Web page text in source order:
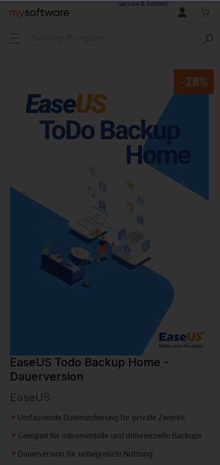
springen
Service & Kontakt
-28%
EaseUS Todo Backup Home -
Dauerversion
EaseUS
Umfassende Datensicherung für private Zwecke
Geeignet für inkrementelle und differenzielle Backups
Dauerversion für unbegrenzte Nutzung